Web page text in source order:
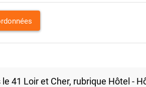
41 Loir et Cher, rubrique Hôtel -